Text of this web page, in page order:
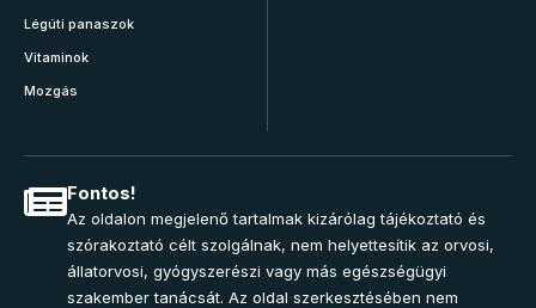
Légúti panaszok
Vitaminok
Mozgás
Fontos!
Az oldalon megjelenő tartalmak kizárólag tájékoztató és
szórakoztató célt szolgálnak, nem helyettesítik az orvosi,
állatorvosi, gyógyszerészi vagy más egészségügyi
szakember tanácsát. Az oldal szerkesztésében nem